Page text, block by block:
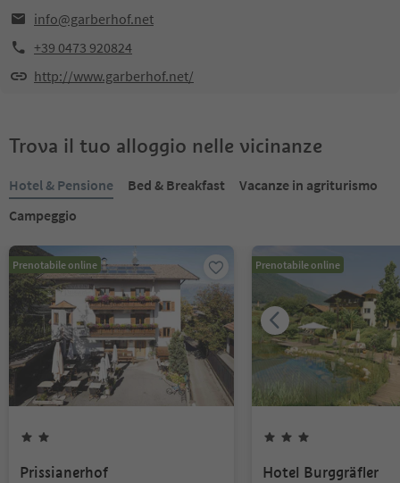
info@garberhof.net
+39 0473 920824
http://www.garberhof.net/
Trova il tuo alloggio nelle vicinanze
Hotel & Pensione Bed & Breakfast
Vacanze in agriturismo
Campeggio
Prenotabile online
Prissianerhof
Prenotabile online
Hotel Burggräfler